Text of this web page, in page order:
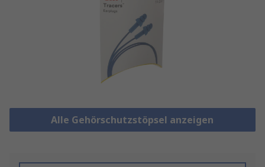
Alle Gehörschutzstöpsel anzeigen